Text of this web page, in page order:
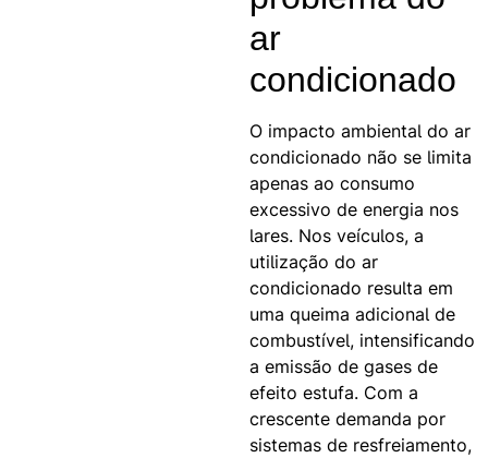
ar
condicionado
O impacto ambiental do ar
condicionado não se limita
apenas ao consumo
excessivo de energia nos
lares. Nos veículos, a
utilização do ar
condicionado resulta em
uma queima adicional de
combustível, intensificando
a emissão de gases de
efeito estufa. Com a
crescente demanda por
sistemas de resfreiamento,